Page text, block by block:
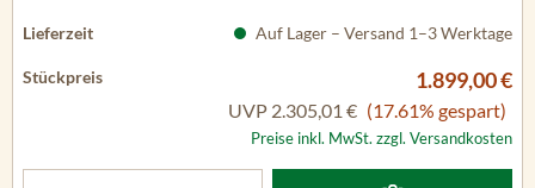
Auf Lager – Versand 1–3 Werktage
1.899,00 €
UVP 2.305,01 € (17.61% gespart)
Preise inkl. MwSt. zzgl. Versandkosten